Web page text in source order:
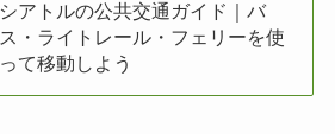
シアトルの公共交通ガイド｜バ
ス・ライトレール・フェリーを使
って移動しよう